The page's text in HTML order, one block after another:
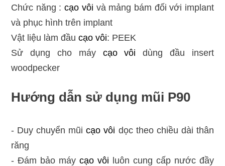
Chức năng :cạo vôi và mảng bám đối với implant
và phục hình trên implant
Vật liệu làm đầu cạo vôi: PEEK
Sử dụng cho máy cạo vôi dùng đầu insert
woodpecker
Hướng dẫn sử dụng mũi P90
- Duy chuyển mũicạo vôi dọc theo chiều dài thân
răng
- Đám bảo máy cạo vôi luôn cung cấp nước đầy